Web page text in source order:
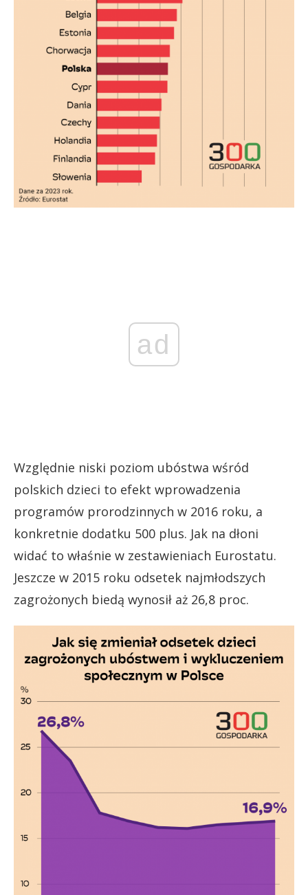
ad
Względnie niski poziom ubóstwa wśród
polskich dzieci to efekt wprowadzenia
programów prorodzinnych w 2016 roku, a
konkretnie dodatku 500 plus. Jak na dłoni
widać to właśnie w zestawieniach Eurostatu.
Jeszcze w 2015 roku odsetek najmłodszych
zagrożonych biedą wynosił aż 26,8 proc.